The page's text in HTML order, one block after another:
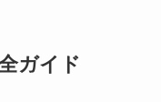
ガイド